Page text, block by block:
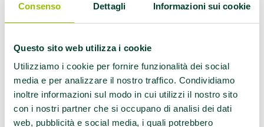
Consenso Dettagli Informazioni sui cookie
Questo sito web utilizza i cookie
Utilizziamo i cookie per fornire funzionalità dei social
media e per analizzare il nostro traffico. Condividiamo
inoltre informazioni sul modo in cui utilizzi il nostro sito
con i nostri partner che si occupano di analisi dei dati
web, pubblicità e social media, i quali potrebbero
Officina
Funzionale: Castel
San Pietro Terme